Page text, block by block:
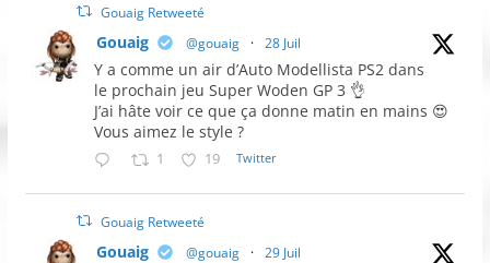
Gouaig Retweeté
Gouaig @gouaig · 28 Juil
Y a comme un air d’Auto Modellista PS2 dans
le prochain jeu Super Woden GP 3 👌
J’ai hâte voir ce que ça donne matin en mains 😍
Vous aimez le style ?
1 19 Twitter
Gouaig Retweeté
Gouaig @gouaig · 29 Juil